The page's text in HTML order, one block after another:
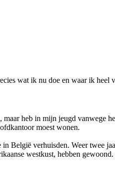
wat ik nu doe en waar ik heel
heb in mijn jeugd vanwege
moest wonen.
België verhuisden. Weer twee
westkust, hebben gewoond.